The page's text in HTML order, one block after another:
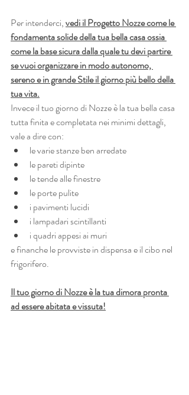
Per intenderci, vedi il Progetto Nozze come le
fondamenta solide della tua bella casa ossia
come la base sicura dalla quale tu devi partire
se vuoi organizzare in modo autonomo,
sereno e in grande Stile il giorno più bello della
tua vita.
Invece il tuo giorno di Nozze è la tua bella casa
tutta finita e completata nei minimi dettagli,
vale a dire con:
le varie stanze ben arredate
le pareti dipinte
le tende alle finestre
le porte pulite
i pavimenti lucidi
i lampadari scintillanti
i quadri appesi ai muri
e finanche le provviste in dispensa e il cibo nel
frigorifero.
Il tuo giorno di Nozze è la tua dimora pronta
ad essere abitata e vissuta!